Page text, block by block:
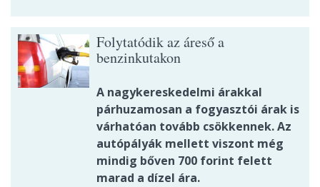
Folytatódik az áreső a
benzinkutakon
A nagykereskedelmi árakkal
párhuzamosan a fogyasztói árak is
várhatóan tovább csökkennek. Az
autópályák mellett viszont még
mindig bőven 700 forint felett
marad a dízel ára.